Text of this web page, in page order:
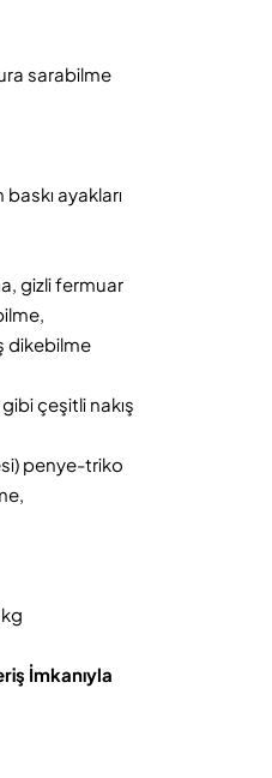
sarabilme
ayakları
gizli fermuar
dikebilme
çeşitli nakış
penye-triko
İmkanıyla